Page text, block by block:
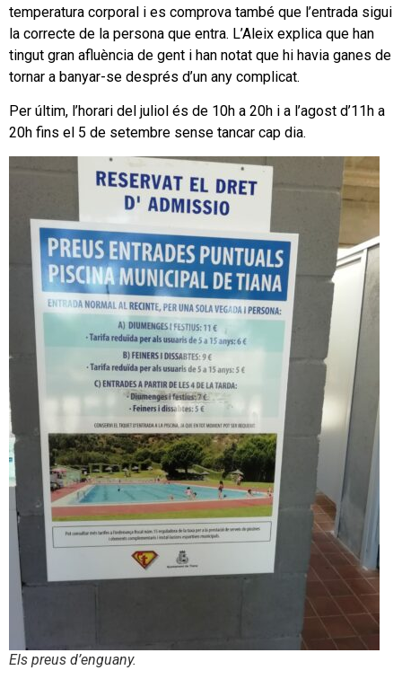
temperatura corporal i es comprova també que l’entrada sigui
la correcte de la persona que entra. L’Aleix explica que han
tingut gran afluència de gent i han notat que hi havia ganes de
tornar a banyar-se després d’un any complicat.
Per últim, l’horari del juliol és de 10h a 20h i a l’agost d’11h a
20h fins el 5 de setembre sense tancar cap dia.
Els preus d’enguany.